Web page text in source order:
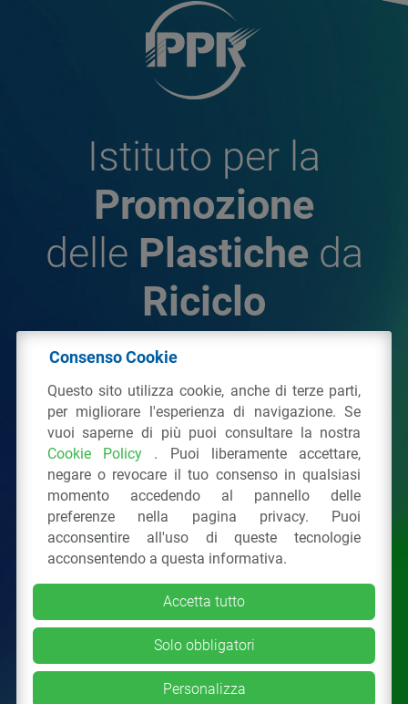
Istituto per la
Promozione
delle Plastiche da
Riciclo
Plastiche da Riciclo
C.F. 97381090154
Via San Vittore 36 20123Milano (MI)
Tel.: 02 43928225.
Tutti i diritti riservati Privacy Policy &Cookie
Consenso Cookie
Questo sito utilizza cookie, anche di terze parti,
per migliorare l'esperienza di navigazione. Se
vuoi saperne di più puoi consultare la nostra
Cookie Policy . Puoi liberamente accettare,
negare o revocare il tuo consenso in qualsiasi
momento accedendo al pannello delle
preferenze nella pagina privacy. Puoi
acconsentire all'uso di queste tecnologie
acconsentendo a questa informativa.
Accetta tutto
Solo obbligatori
Personalizza